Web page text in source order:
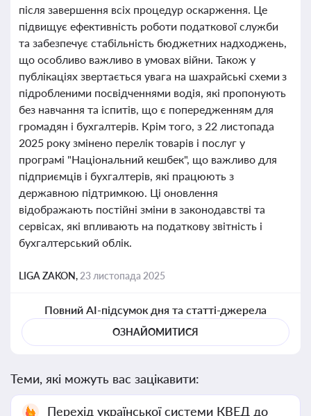
після завершення всіх процедур оскарження. Це
підвищує ефективність роботи податкової служби
та забезпечує стабільність бюджетних надходжень,
що особливо важливо в умовах війни. Також у
публікаціях звертається увага на шахрайські схеми з
підробленими посвідченнями водія, які пропонують
без навчання та іспитів, що є попередженням для
громадян і бухгалтерів. Крім того, з 22 листопада
2025 року змінено перелік товарів і послуг у
програмі "Національний кешбек", що важливо для
підприємців і бухгалтерів, які працюють з
державною підтримкою. Ці оновлення
відображають постійні зміни в законодавстві та
сервісах, які впливають на податкову звітність і
бухгалтерський облік.
LIGA ZAKON, 23 листопада 2025
Повний AI-підсумок дня та статті-джерела
ОЗНАЙОМИТИСЯ
Теми, які можуть вас зацікавити:
Перехід української системи КВЕД до